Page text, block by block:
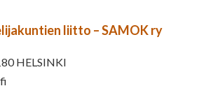
liitto – SAMOK ry
HELSINKI